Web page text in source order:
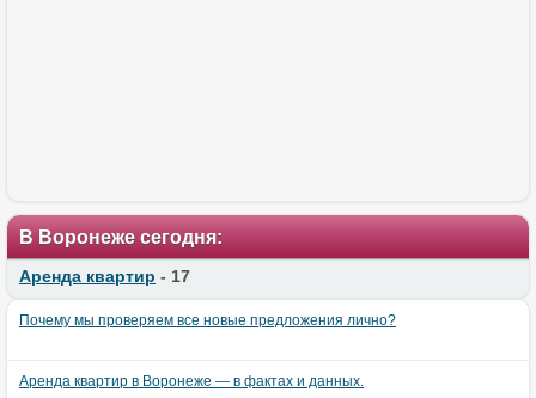
В Воронеже сегодня:
Аренда квартир - 17
Почему мы проверяем все новые предложения лично?
Аренда квартир в Воронеже — в фактах и данных.